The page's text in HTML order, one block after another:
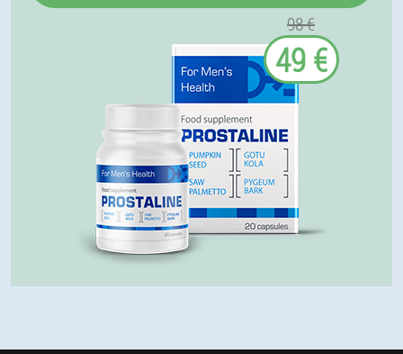
98 €
49 €